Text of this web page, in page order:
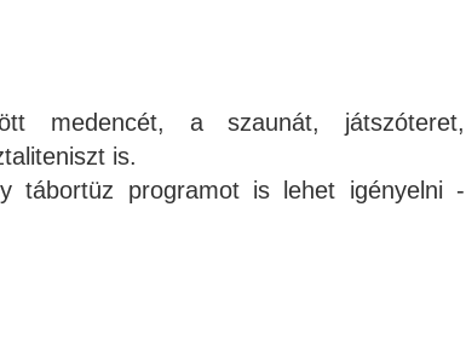
medencét, a szaunát, játszóteret,
is.
tábortüz programot is lehet igényelni -